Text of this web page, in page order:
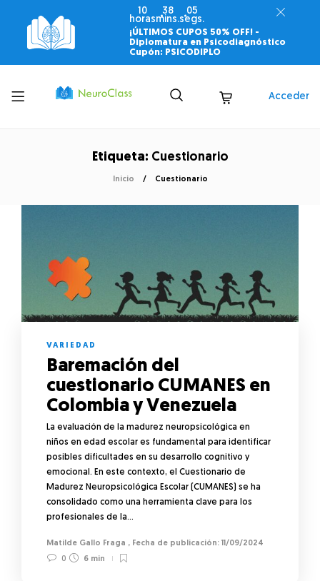
10
horas
38
mins.
05
segs.
¡ÚLTIMOS CUPOS 50% OFF! -
Diplomatura en Psicodiagnóstico
Cupón: PSICODIPLO
Toggle
menu
Acceder
Etiqueta: Cuestionario
Inicio Cuestionario
VARIEDAD
Baremación del
cuestionario CUMANES en
Colombia y Venezuela
La evaluación de la madurez neuropsicológica en
niños en edad escolar es fundamental para identificar
posibles dificultades en su desarrollo cognitivo y
emocional. En este contexto, el Cuestionario de
Madurez Neuropsicológica Escolar (CUMANES) se ha
consolidado como una herramienta clave para los
profesionales de la…
Matilde Gallo Fraga ,
11/09/2024
0
6 min